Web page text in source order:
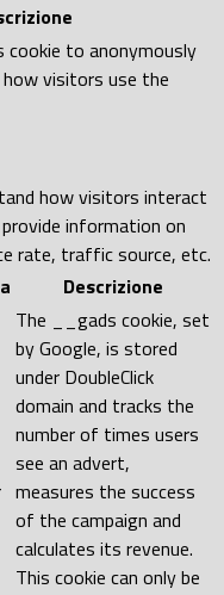
to anonymously
visitors use the
how visitors interact
information on
rate, traffic source, etc.
Descrizione
The __gads cookie, set
by Google, is stored
under DoubleClick
domain and tracks the
number of times users
see an advert,
measures the success
of the campaign and
calculates its revenue.
This cookie can only be